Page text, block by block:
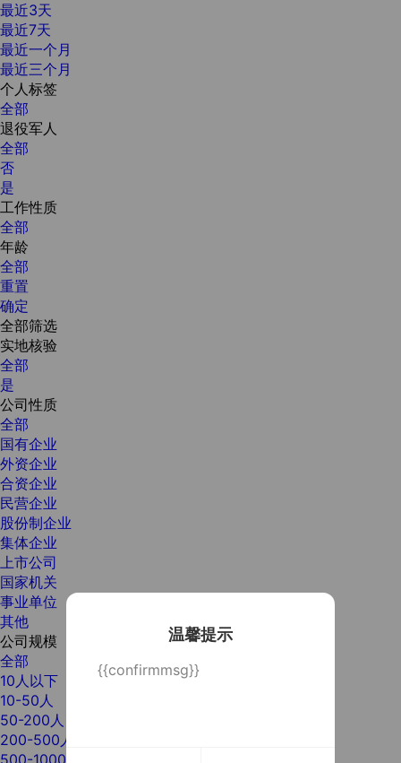
温馨提示
{{confirmmsg}}
最近3天
最近7天
最近一个月
最近三个月
个人标签
全部
退役军人
全部
否
是
工作性质
全部
年龄
全部
重置
确定
全部筛选
实地核验
全部
是
公司性质
全部
国有企业
外资企业
合资企业
民营企业
股份制企业
集体企业
上市公司
国家机关
事业单位
其他
公司规模
全部
10人以下
10-50人
50-200人
200-500人
500-1000人